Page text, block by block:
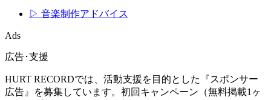
▷ 音楽制作アドバイス
Ads
広告･支援
HURT RECORDでは、活動支援を目的とした『スポンサー
広告』を募集しています。初回キャンペーン（無料掲載1ヶ